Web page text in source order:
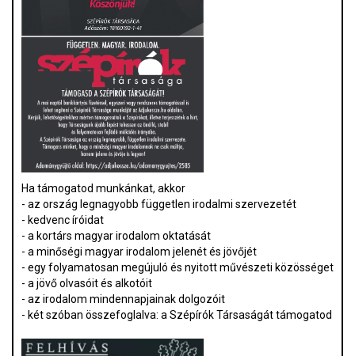
Ha támogatod munkánkat, akkor
- az ország legnagyobb független irodalmi szervezetét
- kedvenc íróidat
- a kortárs magyar irodalom oktatását
- a minőségi magyar irodalom jelenét és jövőjét
- egy folyamatosan megújuló és nyitott művészeti közösséget
- a jövő olvasóit és alkotóit
- az irodalom mindennapjainak dolgozóit
- két szóban összefoglalva: a Szépírók Társaságát támogatod